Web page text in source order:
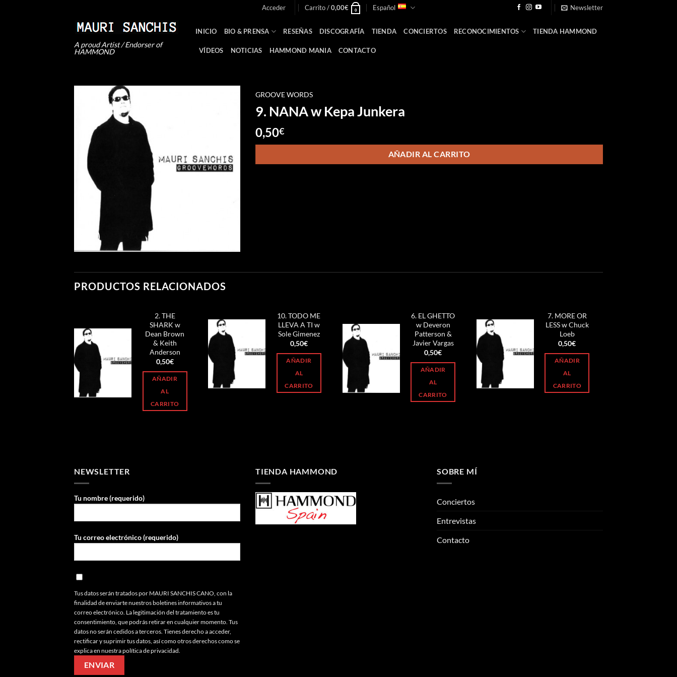
Acceder Carrito /0,00€ 0 Español Newsletter
A proud Artist / Endorser of
HAMMOND
INICIO BIO & PRENSA RESEÑAS DISCOGRAFÍA TIENDA CONCIERTOS RECONOCIMIENTOS TIENDA HAMMOND
VÍDEOS NOTICIAS HAMMOND MANIA CONTACTO
GROOVE WORDS
9. NANA w Kepa Junkera
0,50€
AÑADIR AL CARRITO
PRODUCTOS RELACIONADOS
2. THE
SHARK w
Dean Brown
& Keith
Anderson
0,50€
AÑADIR
AL
CARRITO
10. TODO ME
LLEVA A TI w
Sole Gimenez
0,50€
AÑADIR
AL
CARRITO
6. EL GHETTO
w Deveron
Patterson &
Javier Vargas
0,50€
AÑADIR
AL
CARRITO
7. MORE OR
LESS w Chuck
Loeb
0,50€
AÑADIR
AL
CARRITO
NEWSLETTER
Tu nombre (requerido)
Tu correo electrónico (requerido)
Tus datos serán tratados por MAURI SANCHIS CANO, con la
finalidad de enviarte nuestros boletines informativos a tu
correo electrónico. La legitimación del tratamiento es tu
consentimiento, que podrás retirar en cualquier momento. Tus
datos no serán cedidos a terceros. Tienes derecho a acceder,
rectificar y suprimir tus datos, así como otros derechos como se
explica en nuestra política de privacidad.
TIENDA HAMMOND SOBRE MÍ
Conciertos
Entrevistas
Contacto